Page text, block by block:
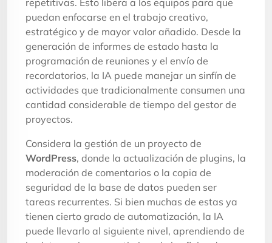
puedan enfocarse en el trabajo creativo,
estratégico y de mayor valor añadido. Desde la
generación de informes de estado hasta la
programación de reuniones y el envío de
recordatorios, la IA puede manejar un sinfín de
actividades que tradicionalmente consumen una
cantidad considerable de tiempo del gestor de
proyectos.
Considera la gestión de un proyecto de
WordPress, donde la actualización de plugins, la
moderación de comentarios o la copia de
seguridad de la base de datos pueden ser
tareas recurrentes. Si bien muchas de estas ya
tienen cierto grado de automatización, la IA
puede llevarlo al siguiente nivel, aprendiendo de